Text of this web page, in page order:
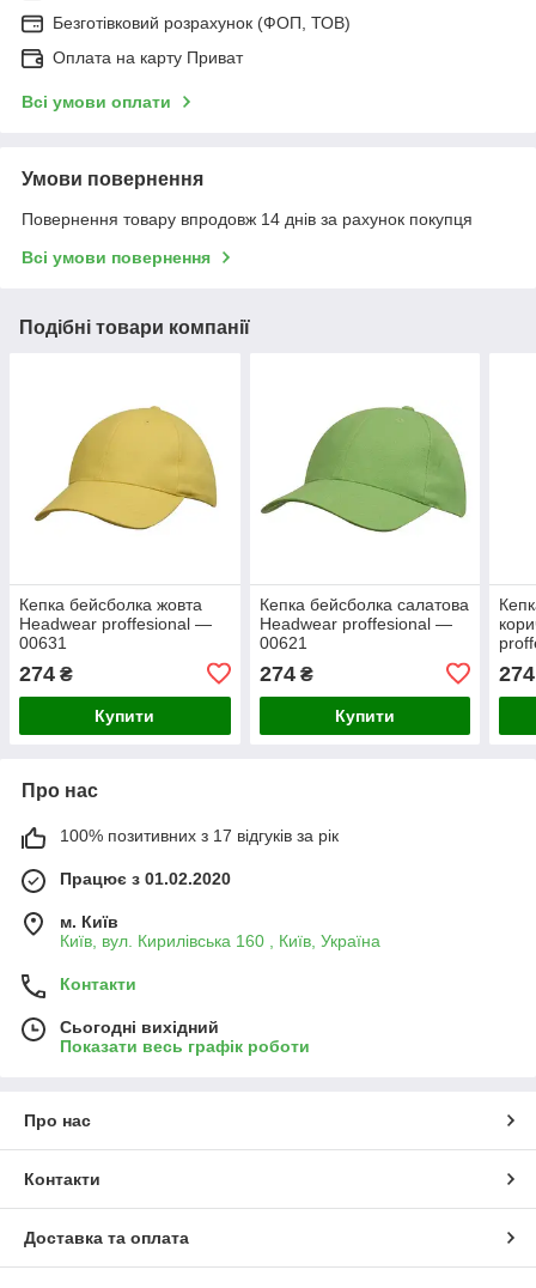
Безготівковий розрахунок (ФОП, ТОВ)
Оплата на карту Приват
Всі умови оплати
Умови повернення
Повернення товару впродовж 14 днів за рахунок покупця
Всі умови повернення
Подібні товари компанії
Кепка бейсболка жовта
Headwear proffesional —
00631
274 ₴
Купити
Кепка бейсболка салатова
Headwear proffesional —
00621
274₴
Купити
274
Про нас
100% позитивних з 17 відгуків за рік
Працює з 01.02.2020
м. Київ
Київ, вул. Кирилівська 160 , Київ, Україна
Контакти
Сьогодні вихідний
Показати весь графік роботи
Про нас
Контакти
Доставка та оплата